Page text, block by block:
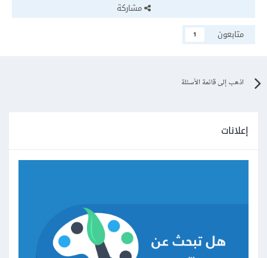
مشاركة
متابعون
1
اذهب إلى قائمة الأسئلة
إعلانات